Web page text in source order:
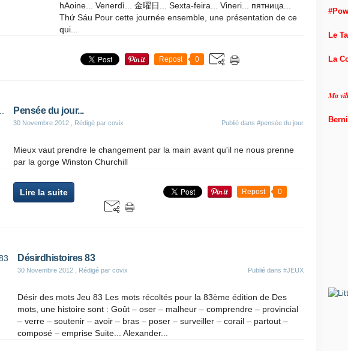
hAoine... Venerdì... 金曜日... Sexta-feira... Vineri... пятница...
Thứ Sáu Pour cette journée ensemble, une présentation de ce
qui...
Repost 0
Pensée du jour...
30 Novembre 2012 , Rédigé par covix Publié dans #pensée du jour
Mieux vaut prendre le changement par la main avant qu'il ne nous prenne
par la gorge Winston Churchill
Lire la suite Repost 0
Désirdhistoires 83
30 Novembre 2012 , Rédigé par covix Publié dans #JEUX
Désir des mots Jeu 83 Les mots récoltés pour la 83ème édition de Des
mots, une histoire sont : Goût – oser – malheur – comprendre – provincial
– verre – soutenir – avoir – bras – poser – surveiller – corail – partout –
composé – emprise Suite... Alexander...
Le
La
Ma